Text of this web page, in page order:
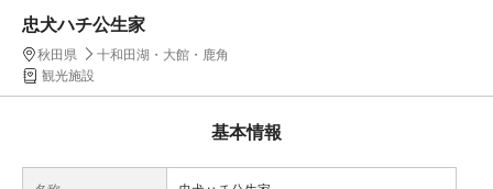
忠犬ハチ公生家
秋田県
十和田湖・大館・鹿角
観光施設
基本情報